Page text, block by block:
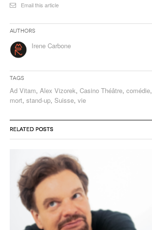
Email this article
Authors
Irene Carbone
Tags
Ad Vitam, Alex Vizorek, Casino Théâtre, comédie,
mort, stand-up, Suisse, vie
RELATED POSTS